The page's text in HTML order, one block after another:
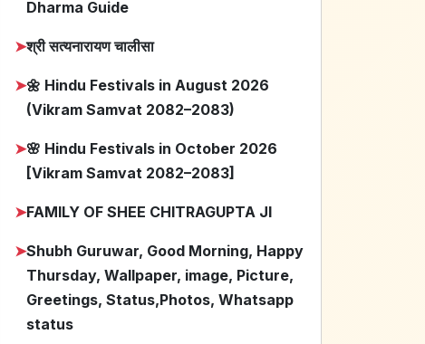
Dharma Guide
➤श्री सत्यनारायण चालीसा
➤🌼 Hindu Festivals in August 2026
(Vikram Samvat 2082–2083)
➤🌸 Hindu Festivals in October 2026
[Vikram Samvat 2082–2083]
➤FAMILY OF SHEE CHITRAGUPTA JI
➤Shubh Guruwar, Good Morning, Happy
Thursday, Wallpaper, image, Picture,
Greetings, Status,Photos, Whatsapp
status